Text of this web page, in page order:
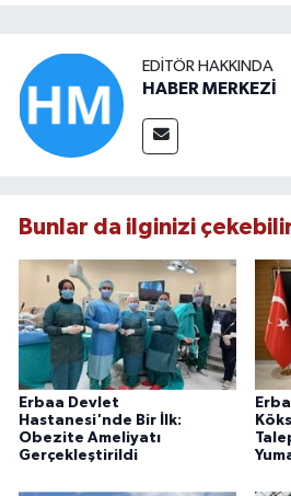
EDITÖR HAKKINDA
HABER MERKEZİ
Bunlar da ilginizi
Erbaa Devlet
Hastanesi'nde Bir İlk:
Obezite Ameliyatı
Gerçekleştirildi